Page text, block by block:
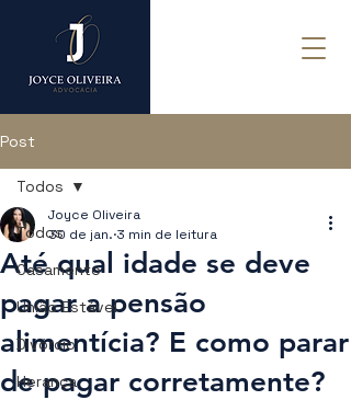
Post
Todos
Casamento
União Estável
Divórcio
Herança
Todos
Até qual idade se deve
pagar a pensão
alimentícia? E como parar
de pagar corretamente?
Joyce Oliveira
30 de jan. 3 min de leitura